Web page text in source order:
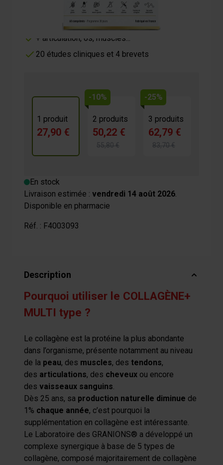
Action globale 10 en 1
Action sur la peau, cheveux et ongles
+ articulation, os, muscles...
20 études cliniques et 4 brevets
1 produit
27,90 €
-10%
2 produits
50,22 €
55,80 €
-25%
3 produits
62,79 €
83,70 €
En stock
Livraison estimée : vendredi 14 août 2026.
Disponible en pharmacie
Réf. : F4003093
Description
Pourquoi utiliser le COLLAGÈNE+
MULTI type ?
Le collagène est la protéine la plus abondante
dans l’organisme, présente notamment au niveau
de la peau, des muscles, des tendons,
des articulations, des cheveux ou encore
des vaisseaux sanguins.
Dès 25 ans, sa production naturelle diminue de
1% chaque année, c’est pourquoi la
supplémentation en collagène est intéressante.
Le Laboratoire des GRANIONS® a développé un
complexe synergique à base de 5 types de
collagène, composé majoritairement de collagène